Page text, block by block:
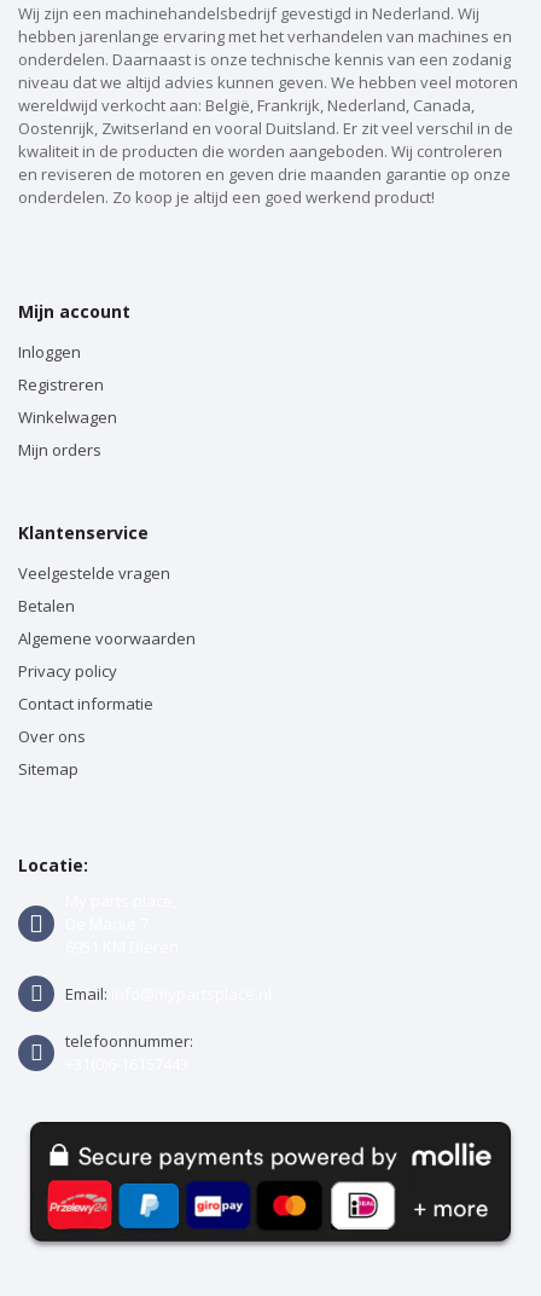
Wij zijn een machinehandelsbedrijf gevestigd in Nederland. Wij
hebben jarenlange ervaring met het verhandelen van machines en
onderdelen. Daarnaast is onze technische kennis van een zodanig
niveau dat we altijd advies kunnen geven. We hebben veel motoren
wereldwijd verkocht aan: België, Frankrijk, Nederland, Canada,
Oostenrijk, Zwitserland en vooral Duitsland. Er zit veel verschil in de
kwaliteit in de producten die worden aangeboden. Wij controleren
en reviseren de motoren en geven drie maanden garantie op onze
onderdelen. Zo koop je altijd een goed werkend product!
Mijn account
Inloggen
Registreren
Winkelwagen
Mijn orders
Klantenservice
Veelgestelde vragen
Betalen
Algemene voorwaarden
Privacy policy
Contact informatie
Over ons
Sitemap
Locatie:
Email:
telefoonnummer: